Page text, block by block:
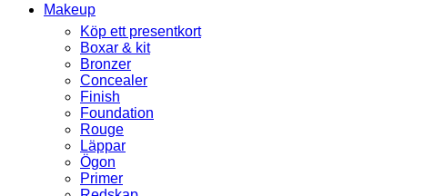
Makeup
Köp ett presentkort
Boxar & kit
Bronzer
Concealer
Finish
Foundation
Rouge
Läppar
Ögon
Primer